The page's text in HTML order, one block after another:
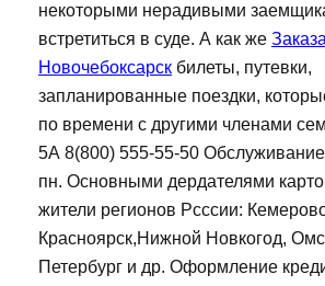
некоторыми нерадивыми
встретиться в суде. А как же
Новочебоксарск билеты, путевки,
запланированные поездки,
по времени с другими членами
5А 8(800) 555-55-50
пн. Основными дердателями
жители регионов Рсссии:
Красноярск,Нижной Новкогод,
Петербург и др. Оформление